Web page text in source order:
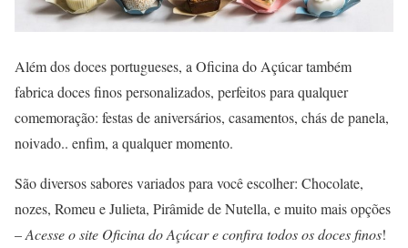
Além dos doces portugueses, a Oficina do Açúcar também
fabrica doces finos personalizados, perfeitos para qualquer
comemoração: festas de aniversários, casamentos, chás de panela,
noivado.. enfim, a qualquer momento.
São diversos sabores variados para você escolher: Chocolate,
nozes, Romeu e Julieta, Pirâmide de Nutella, e muito mais opções
–Acesse o site Oficina do Açúcar e confira todos osdoces finos!